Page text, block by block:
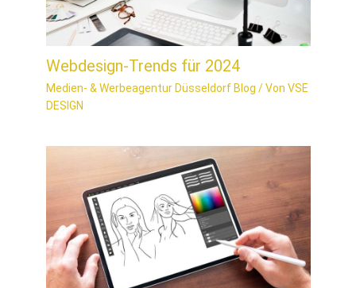
Webdesign-Trends für 2024
Medien- & Werbeagentur Düsseldorf Blog / Von VSE
DESIGN